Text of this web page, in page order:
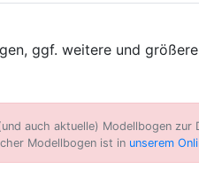
ggf. weitere und
auch aktuelle) Modellbogen
Modellbogen ist in unserem